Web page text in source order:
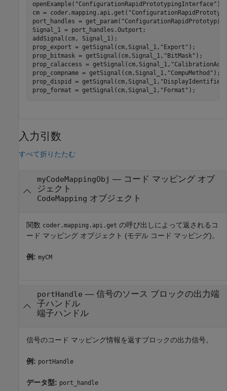
openExample( "ConfigurationRapidPrototypingInterface" );
cm = coder.mapping.api.get(
port_handles = get_param(
Signal_1 = port_handles.Outport;
addSignal(cm, Signal_1);
prop_export = getSignal(cm,Signal_1, "Export" );
prop_bitmask = getSignal(cm,Signal_1, "BitMask" );
prop_calaccess = getSignal(cm,Signal_1,
prop_compname = getSignal(cm,Signal_1, "CompuMethod" );
prop_dispid = getSignal(cm,Signal_1, "DisplayIdentifier"
prop_format = getSignal(cm,Signal_1, "Format"
入力引数
すべて折りたたむ
myCodeMappingObj — コード マッピング オブ
ジェクト
CodeMapping オブジェクト
関数 coder.mapping.api.get の呼び出しによって返されるコ
ード マッピング オブジェクト (モデル コード マッピング)。
例: myCM
portHandle — 信号のソース ブロックの出力端
子ハンドル
端子ハンドル
信号のコード マッピング情報を返すブロックの出力信号。
例: portHandle
データ型: port_handle